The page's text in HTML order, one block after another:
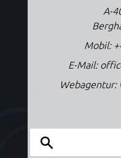
A-
Mobil:
E-Mail:
Webagentur: